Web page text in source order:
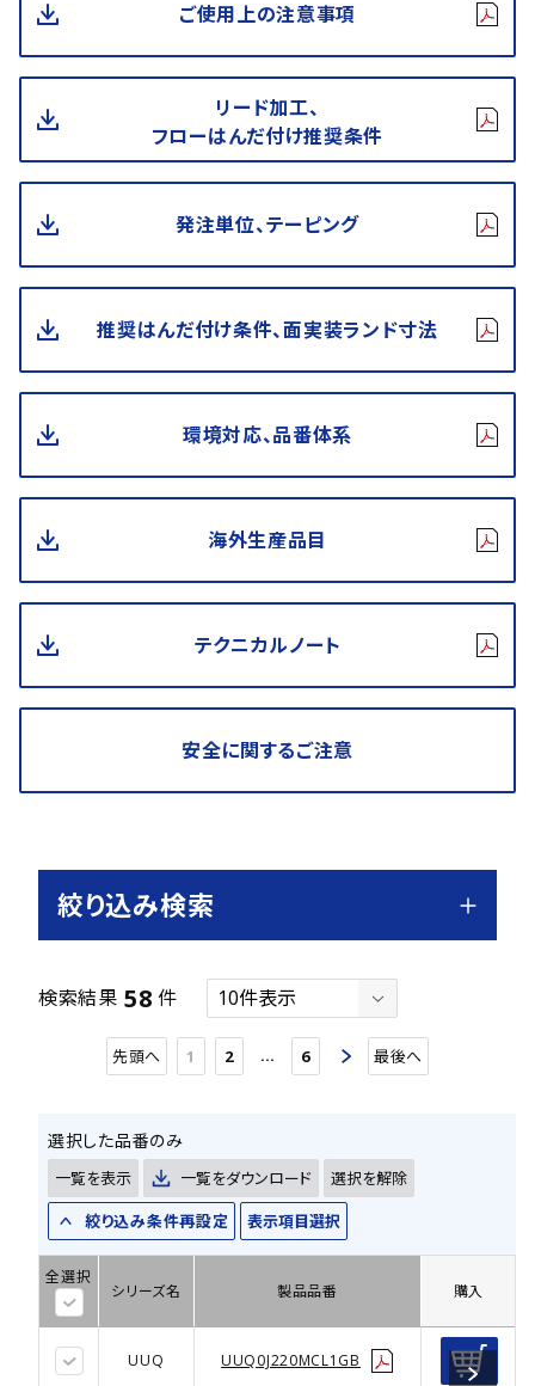
ご使用上の注意事項
リード加工、
フローはんだ付け推奨条件
発注単位、テーピング
推奨はんだ付け条件、面実装ランド寸法
環境対応、品番体系
海外生産品目
テクニカルノート
安全に関するご注意
絞り込み検索
検索結果 58 件
先頭へ 1 2 … 6 最後へ
選択した品番のみ
一覧を表示 一覧をダウンロード
選択を解除
絞り込み条件再設定
表示項目選択
全選択
シリーズ名 製品品番 購入
UUQ UUQ0J220MCL1GB